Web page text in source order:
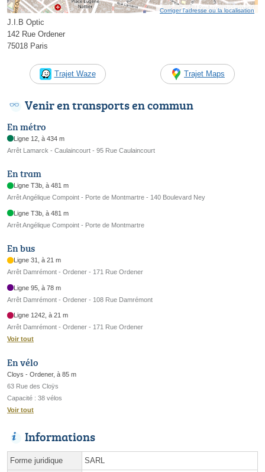
Corriger l’adresse ou la localisation
J.I.B Optic
142 Rue Ordener
75018 Paris
Trajet Waze Trajet Maps
Venir en transports en commun
En métro
Ligne 12, à 434 m
Arrêt Lamarck - Caulaincourt - 95 Rue Caulaincourt
En tram
Ligne T3b, à 481 m
Arrêt Angélique Compoint - Porte de Montmartre - 140 Boulevard Ney
Ligne T3b, à 481 m
Arrêt Angélique Compoint - Porte de Montmartre
En bus
Ligne 31, à 21 m
Arrêt Damrémont - Ordener - 171 Rue Ordener
Ligne 95, à 78 m
Arrêt Damrémont - Ordener - 108 Rue Damrémont
Ligne 1242, à 21 m
Arrêt Damrémont - Ordener - 171 Rue Ordener
Voir tout
En vélo
Cloys - Ordener, à 85 m
63 Rue des Cloÿs
Capacité : 38 vélos
Voir tout
Informations
Forme juridique SARL